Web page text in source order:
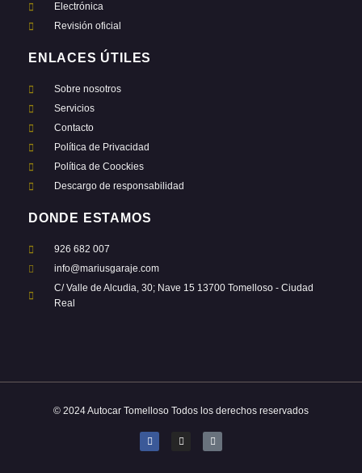
Electrónica
Revisión oficial
ENLACES ÚTILES
Sobre nosotros
Servicios
Contacto
Política de Privacidad
Política de Coockies
Descargo de responsabilidad
DONDE ESTAMOS
926 682 007
info@mariusgaraje.com
C/ Valle de Alcudia, 30; Nave 15 13700 Tomelloso - Ciudad
Real
© 2024 Autocar Tomelloso Todos los derechos reservados
F
a
I
n
T
i